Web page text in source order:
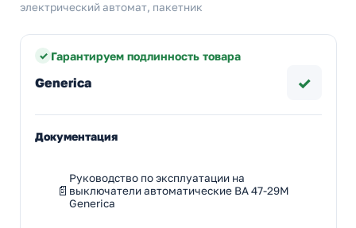
электрический автомат, пакетник
Гарантируем подлинность товара
Generica ✓
Документация
Руководство по эксплуатации на
выключатели автоматические ВА 47-29М
Generica